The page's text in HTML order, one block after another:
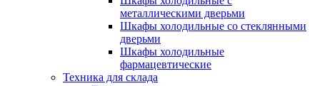
металлическими дверьми
Шкафы холодильные со стеклянными
дверьми
Шкафы холодильные
фармацевтические
Техника для склада